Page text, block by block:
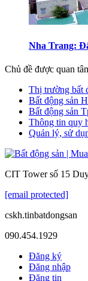
Nha Trang:
Chủ đề được quan
Thị trường bất
Bất động sản
Bất động sản
Thông tin quy
Quản lý, sử
CIT Tower số 15
[email protected]
cskh.tinbatdongsan
090.454.1929
Đăng ký
Đăng nhập
Đăng tin